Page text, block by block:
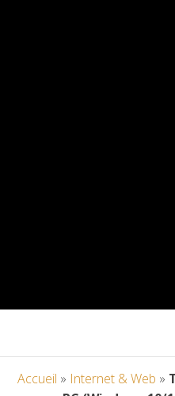
Accueil » Internet & Web »